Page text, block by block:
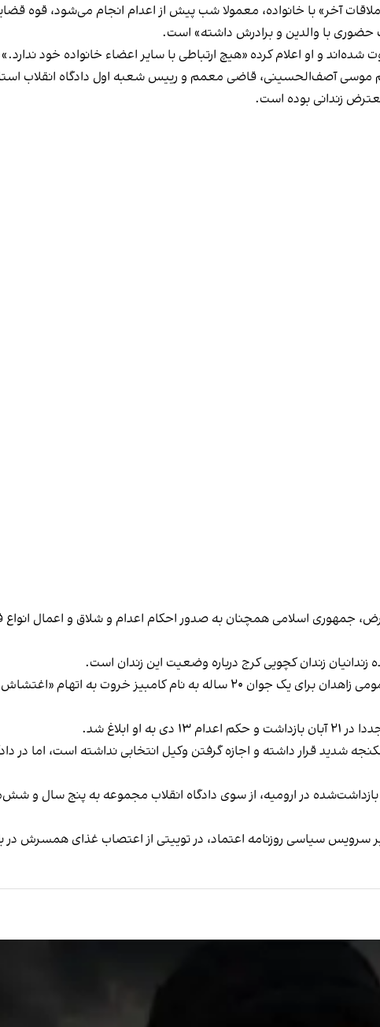
آخر» با خانواده، معمولا شب پیش از اعدام انجام می‌شود، قوه
حضوری با والدین و برادرش داشته» است.
و او اعلام کرده «هیچ ارتباطی با سایر اعضاء خانواده خود ندارد.»
آصف‌الحسینی، قاضی معمم و رییس شعبه اول دادگاه انقلاب استان
زندانی بوده است.
جمهوری اسلامی همچنان به صدور احکام اعدام و شلاق و اعمال انواع
زندانیان زندان کچویی کرج درباره وضعیت این زندان است.
در همین حال، پایگاه خبری حال‌وش گزارش داد دادگاه عمومی زاهدان برای یک جوان
ابلاغ شد.
قرار داشته و اجازه گرفتن وکیل انتخابی نداشته است، اما در
سرویس سیاسی روزنامه اعتماد، در توییتی از اعتصاب غذای همسرش در